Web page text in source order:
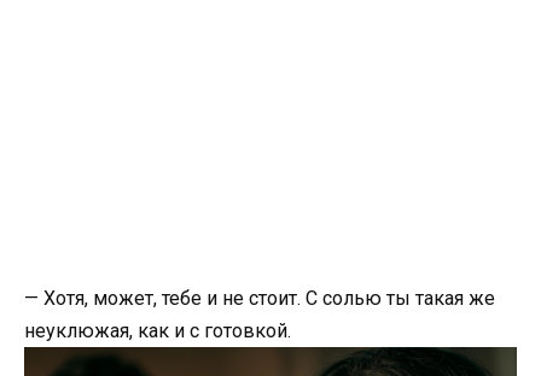
— Хотя, может, тебе и не стоит. С солью ты такая же
неуклюжая, как и с готовкой.